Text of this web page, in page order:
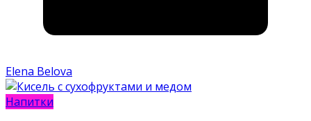
Elena Belova
Напитки